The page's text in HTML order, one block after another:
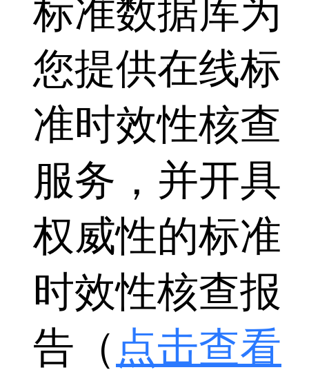
标准数据库为
您提供在线标
准时效性核查
服务，并开具
权威性的标准
时效性核查报
告（ 点击查看